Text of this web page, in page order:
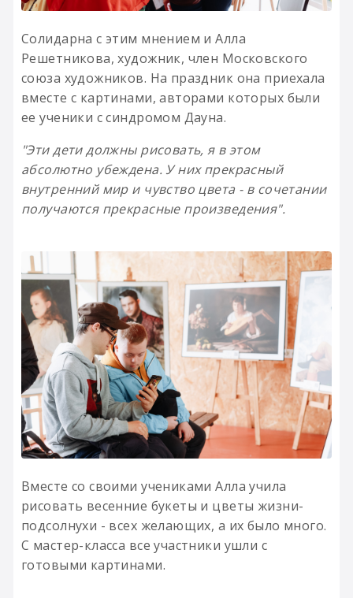
Солидарна с этим мнением и Алла
Решетникова, художник, член Московского
союза художников. На праздник она приехала
вместе с картинами, авторами которых были
ее ученики с синдромом Дауна.
"Эти дети должны рисовать, я в этом
абсолютно убеждена. У них прекрасный
внутренний мир и чувство цвета - в сочетании
получаются прекрасные произведения".
Вместе со своими учениками Алла учила
рисовать весенние букеты и цветы жизни-
подсолнухи - всех желающих, а их было много.
С мастер-класса все участники ушли с
готовыми картинами.